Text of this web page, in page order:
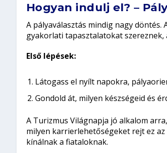
Hogyan indulj el? –
A pályaválasztás mindig nagy
gyakorlati tapasztalatokat
Első lépések:
Látogass el nyílt napokra,
Gondold át, milyen készségeid és
A Turizmus Világnapja jó alkalom
milyen karrierlehetőségeket rejt ez
kínálnak a fiataloknak.